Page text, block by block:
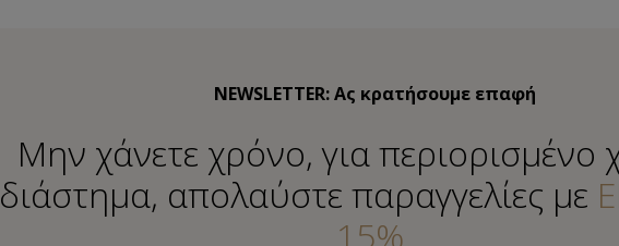
NEWSLETTER: Ας κρατήσουμε επαφή
Μην χάνετε χρόνο, για περιορισμένο
διάστημα, απολαύστε παραγγελίες με
15%.